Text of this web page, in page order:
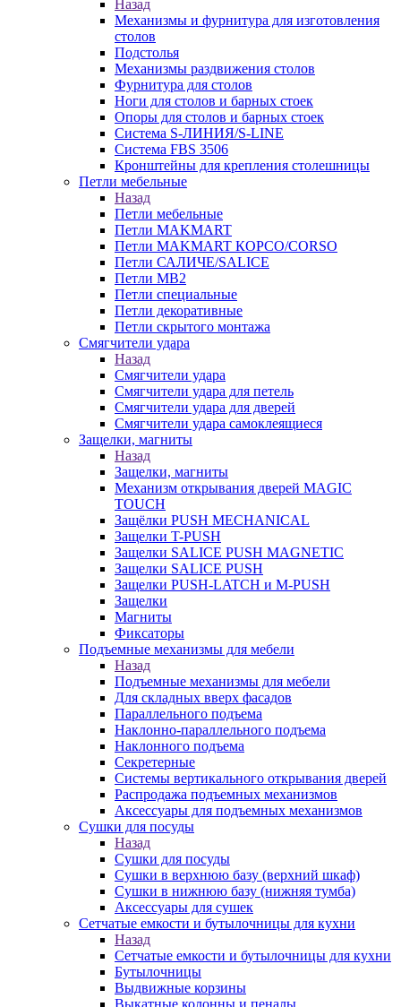
Назад
Механизмы и фурнитура для изготовления
столов
Подстолья
Механизмы раздвижения столов
Фурнитура для столов
Ноги для столов и барных стоек
Опоры для столов и барных стоек
Система S-ЛИНИЯ/S-LINE
Система FBS 3506
Кронштейны для крепления столешницы
Петли мебельные
Назад
Петли мебельные
Петли MAKMART
Петли MAKMART КОРСО/CORSO
Петли САЛИЧЕ/SALICE
Петли MB2
Петли специальные
Петли декоративные
Петли скрытого монтажа
Смягчители удара
Назад
Смягчители удара
Смягчители удара для петель
Смягчители удара для дверей
Cмягчители удара самоклеящиеся
Защелки, магниты
Назад
Защелки, магниты
Механизм открывания дверей MAGIC
TOUCH
Защёлки PUSH MECHANICAL
Защелки T-PUSH
Защелки SALICE PUSH MAGNETIC
Защелки SALICE PUSH
Защелки PUSH-LATCH и M-PUSH
Защелки
Магниты
Фиксаторы
Подъемные механизмы для мебели
Назад
Подъемные механизмы для мебели
Для складных вверх фасадов
Параллельного подъема
Наклонно-параллельного подъема
Наклонного подъема
Секретерные
Системы вертикального открывания дверей
Распродажа подъемных механизмов
Аксессуары для подъемных механизмов
Сушки для посуды
Назад
Сушки для посуды
Сушки в верхнюю базу (верхний шкаф)
Сушки в нижнюю базу (нижняя тумба)
Аксессуары для сушек
Сетчатые емкости и бутылочницы для кухни
Назад
Сетчатые емкости и бутылочницы для кухни
Бутылочницы
Выдвижные корзины
Выкатные колонны и пеналы